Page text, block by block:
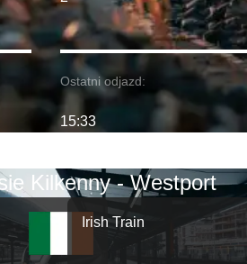
Ostatni odjazd:
15:33
Kilkenny - Westport
Irish Train